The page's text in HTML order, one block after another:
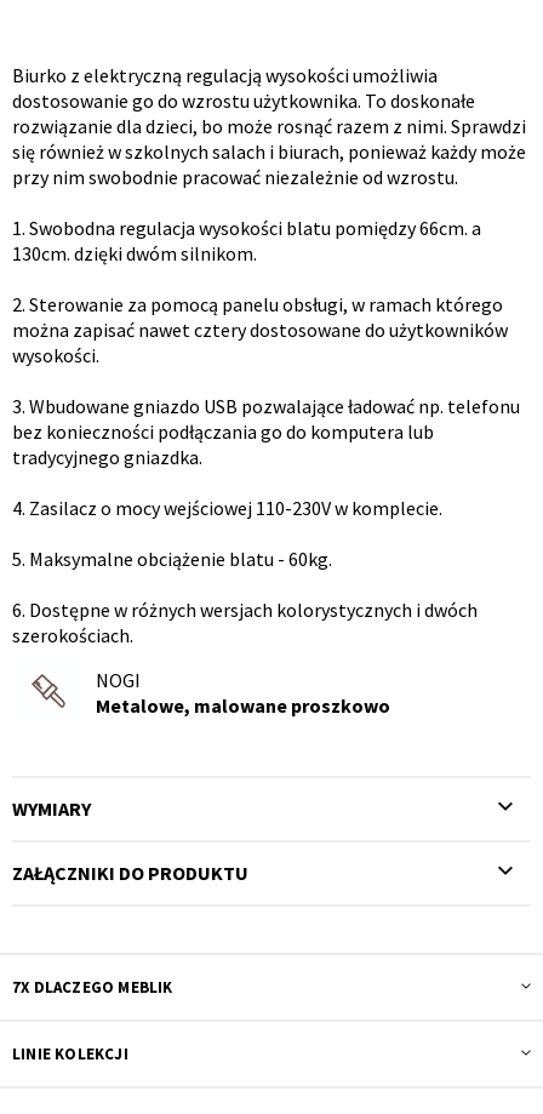
Opis
produktu
Biurko z elektryczną regulacją wysokości umożliwia
dostosowanie go do wzrostu użytkownika. To doskonałe
rozwiązanie dla dzieci, bo może rosnąć razem z nimi. Sprawdzi
się również w szkolnych salach i biurach, ponieważ każdy może
przy nim swobodnie pracować niezależnie od wzrostu.
1. Swobodna regulacja wysokości blatu pomiędzy 66cm. a
130cm. dzięki dwóm silnikom.
2. Sterowanie za pomocą panelu obsługi, w ramach którego
można zapisać nawet cztery dostosowane do użytkowników
wysokości.
3. Wbudowane gniazdo USB pozwalające ładować np. telefonu
bez konieczności podłączania go do komputera lub
tradycyjnego gniazdka.
4. Zasilacz o mocy wejściowej 110-230V w komplecie.
5. Maksymalne obciążenie blatu - 60kg.
6. Dostępne w różnych wersjach kolorystycznych i dwóch
szerokościach.
NOGI
Metalowe, malowane proszkowo
WYMIARY
ZAŁĄCZNIKI DO PRODUKTU
7X DLACZEGO MEBLIK
LINIE KOLEKCJI